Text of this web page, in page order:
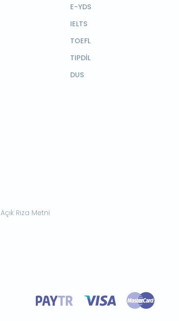
E-YDS
IELTS
TOEFL
TIPDİL
DUS
Açık Rıza Metni